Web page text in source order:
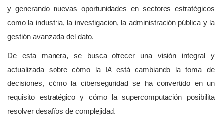
y generando nuevas oportunidades en sectores estratégicos
como la industria, la investigación, la administración pública y la
gestión avanzada del dato.
De esta manera, se busca ofrecer una visión integral y
actualizada sobre cómo la IA está cambiando la toma de
decisiones, cómo la ciberseguridad se ha convertido en un
requisito estratégico y cómo la supercomputación posibilita
resolver desafíos de complejidad.